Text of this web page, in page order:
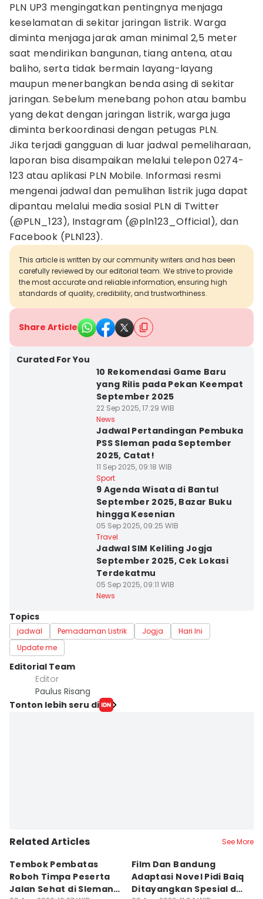
PLN UP3 mengingatkan pentingnya menjaga
keselamatan di sekitar jaringan listrik. Warga
diminta menjaga jarak aman minimal 2,5 meter
saat mendirikan bangunan, tiang antena, atau
baliho, serta tidak bermain layang-layang
maupun menerbangkan benda asing di sekitar
jaringan. Sebelum menebang pohon atau bambu
yang dekat dengan jaringan listrik, warga juga
diminta berkoordinasi dengan petugas PLN.
Jika terjadi gangguan di luar jadwal pemeliharaan,
laporan bisa disampaikan melalui telepon 0274-
123 atau aplikasi PLN Mobile. Informasi resmi
mengenai jadwal dan pemulihan listrik juga dapat
dipantau melalui media sosial PLN di Twitter
(@PLN_123), Instagram (@pln123_Official), dan
Facebook (PLN123).
This article is written by our community writers and has been
carefully reviewed by our editorial team. We strive to provide
the most accurate and reliable information, ensuring high
standards of quality, credibility, and trustworthiness.
Share Article
Curated For You
10 Rekomendasi Game Baru
yang Rilis pada Pekan Keempat
September 2025
22 Sep 2025, 17:29 WIB
News
Jadwal Pertandingan Pembuka
PSS Sleman pada September
2025, Catat!
11 Sep 2025, 09:18 WIB
Sport
9 Agenda Wisata di Bantul
September 2025, Bazar Buku
hingga Kesenian
05 Sep 2025, 09:25 WIB
Travel
Jadwal SIM Keliling Jogja
September 2025, Cek Lokasi
Terdekatmu
05 Sep 2025, 09:11 WIB
News
Topics
jadwal Pemadaman Listrik Jogja
Hari Ini
Update me
Editorial Team
Editor
Paulus Risang
Tonton lebih seru di
Related Articles See More
Tembok Pembatas
Roboh Timpa Peserta
Jalan Sehat di Sleman,
Film Dan Bandung
Adaptasi Novel Pidi Baiq
Ditayangkan Spesial di